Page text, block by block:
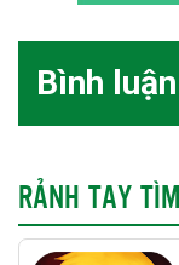
Bình luận
RẢNH TAY